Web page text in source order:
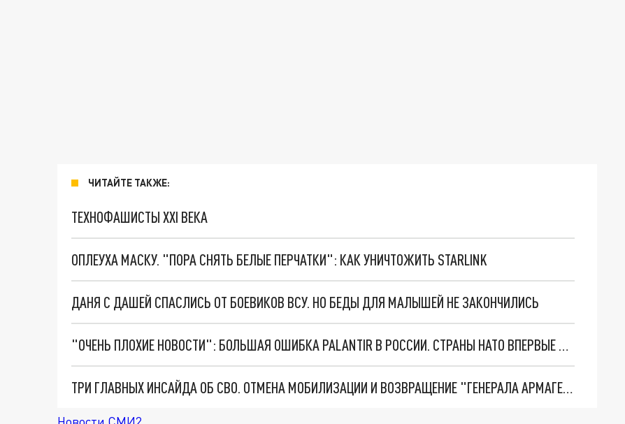
ЧИТАЙТЕ ТАКЖЕ:
ТЕХНОФАШИСТЫ XXI ВЕКА
ОПЛЕУХА МАСКУ. "ПОРА СНЯТЬ БЕЛЫЕ ПЕРЧАТКИ": КАК УНИЧТОЖИТЬ STARLINK
ДАНЯ С ДАШЕЙ СПАСЛИСЬ ОТ БОЕВИКОВ ВСУ. НО БЕДЫ ДЛЯ МАЛЫШЕЙ НЕ ЗАКОНЧИЛИСЬ
"ОЧЕНЬ ПЛОХИЕ НОВОСТИ": БОЛЬШАЯ ОШИБКА PALANTIR В РОССИИ. СТРАНЫ НАТО ВПЕРВЫЕ ЗА СВО ОСТАНОВИЛИ ПОСТАВКИ ОРУЖИЯ. ВСУ ТЕРЯЮТ ПРИГРАНИЧЬЕ?
ТРИ ГЛАВНЫХ ИНСАЙДА ОБ СВО. ОТМЕНА МОБИЛИЗАЦИИ И ВОЗВРАЩЕНИЕ "ГЕНЕРАЛА АРМАГЕДДОНА"? ОТЛИЧНЫЕ НОВОСТИ, КОТОРЫЕ ЖДАЛИ ВСЕ